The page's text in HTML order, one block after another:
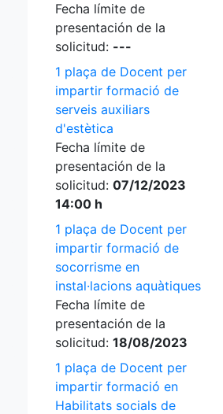
Fecha límite de
presentación de la
solicitud: ---
1 plaça de Docent per
impartir formació de
serveis auxiliars
d'estètica
Fecha límite de
presentación de la
solicitud: 07/12/2023
14:00 h
1 plaça de Docent per
impartir formació de
socorrisme en
instal·lacions aquàtiques
Fecha límite de
presentación de la
solicitud: 18/08/2023
1 plaça de Docent per
impartir formació en
Habilitats socials de